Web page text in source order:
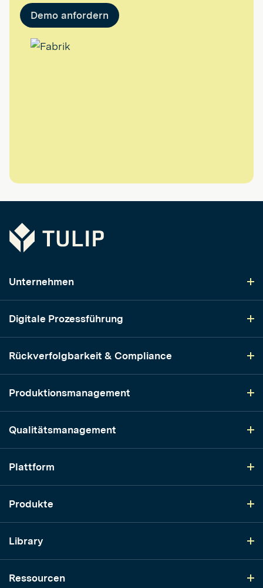
Demo anfordern
Tulip
Unternehmen
Digitale Prozessführung
Rückverfolgbarkeit & Compliance
Produktionsmanagement
Qualitätsmanagement
Plattform
Produkte
Library
Ressourcen